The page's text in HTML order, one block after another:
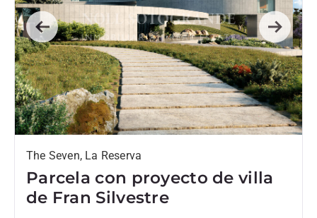
Previous Next
The Seven, La Reserva
Parcela con proyecto de villa
de Fran Silvestre